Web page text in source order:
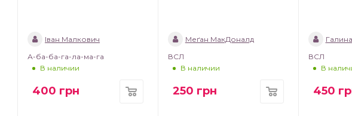
Іван Малкович
А-ба-ба-га-ла-ма-га
В наличии
400 грн
Меґан МакДоналд
ВСЛ
В наличии
250 грн
ВСЛ
В
450